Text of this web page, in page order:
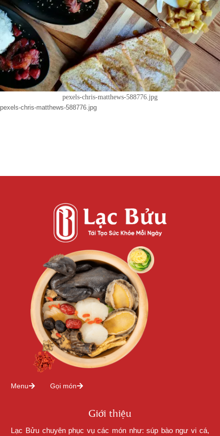
pexels-chris-matthews-588776.jpg
pexels-chris-matthews-588776.jpg
Menu Gọi món
Giới thiệu
Lạc Bửu chuyên phục vụ các món như: súp bào ngư vi cá,